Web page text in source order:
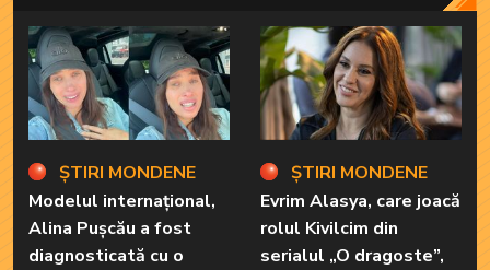
ȘTIRI MONDENE
Modelul internațional,
Alina Pușcău a fost
diagnosticată cu o
ȘTIRI MONDENE
Evrim Alasya, care joacă
rolul Kivilcim din
serialul „O dragoste”,